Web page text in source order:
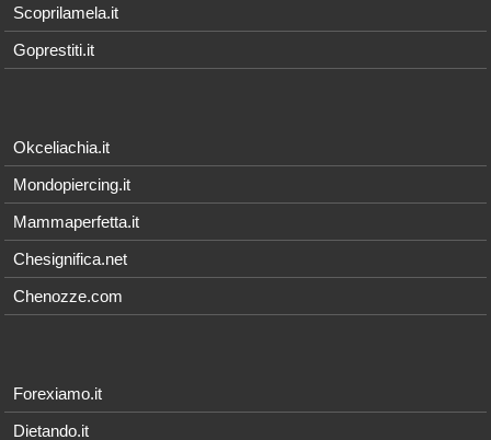
Scoprilamela.it
Goprestiti.it
Okceliachia.it
Mondopiercing.it
Mammaperfetta.it
Chesignifica.net
Chenozze.com
Forexiamo.it
Dietando.it